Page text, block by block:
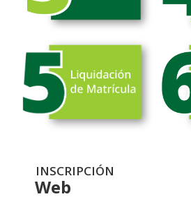
INSCRIPCIÓN
Web